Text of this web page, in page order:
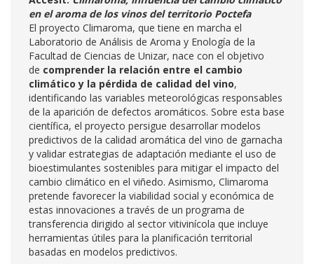
en el aroma de los vinos del territorio Poctefa
El proyecto Climaroma, que tiene en marcha el
Laboratorio de Análisis de Aroma y Enología de la
Facultad de Ciencias de Unizar, nace con el objetivo
de comprender la relación entre el cambio
climático y la pérdida de calidad del vino,
identificando las variables meteorológicas responsables
de la aparición de defectos aromáticos. Sobre esta base
científica, el proyecto persigue desarrollar modelos
predictivos de la calidad aromática del vino de garnacha
y validar estrategias de adaptación mediante el uso de
bioestimulantes sostenibles para mitigar el impacto del
cambio climático en el viñedo. Asimismo, Climaroma
pretende favorecer la viabilidad social y económica de
estas innovaciones a través de un programa de
transferencia dirigido al sector vitivinícola que incluye
herramientas útiles para la planificación territorial
basadas en modelos predictivos.